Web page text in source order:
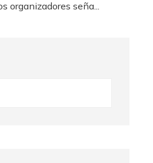
organizadores seña...